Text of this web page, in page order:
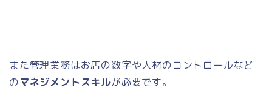
また管理業務はお店の数字や人材のコントロールなど
のマネジメントスキルが必要です。